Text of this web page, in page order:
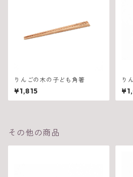
りんごの木の子ども角箸
¥1,815
り
ト
その他の商品